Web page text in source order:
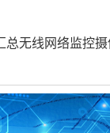
总无线网络监控